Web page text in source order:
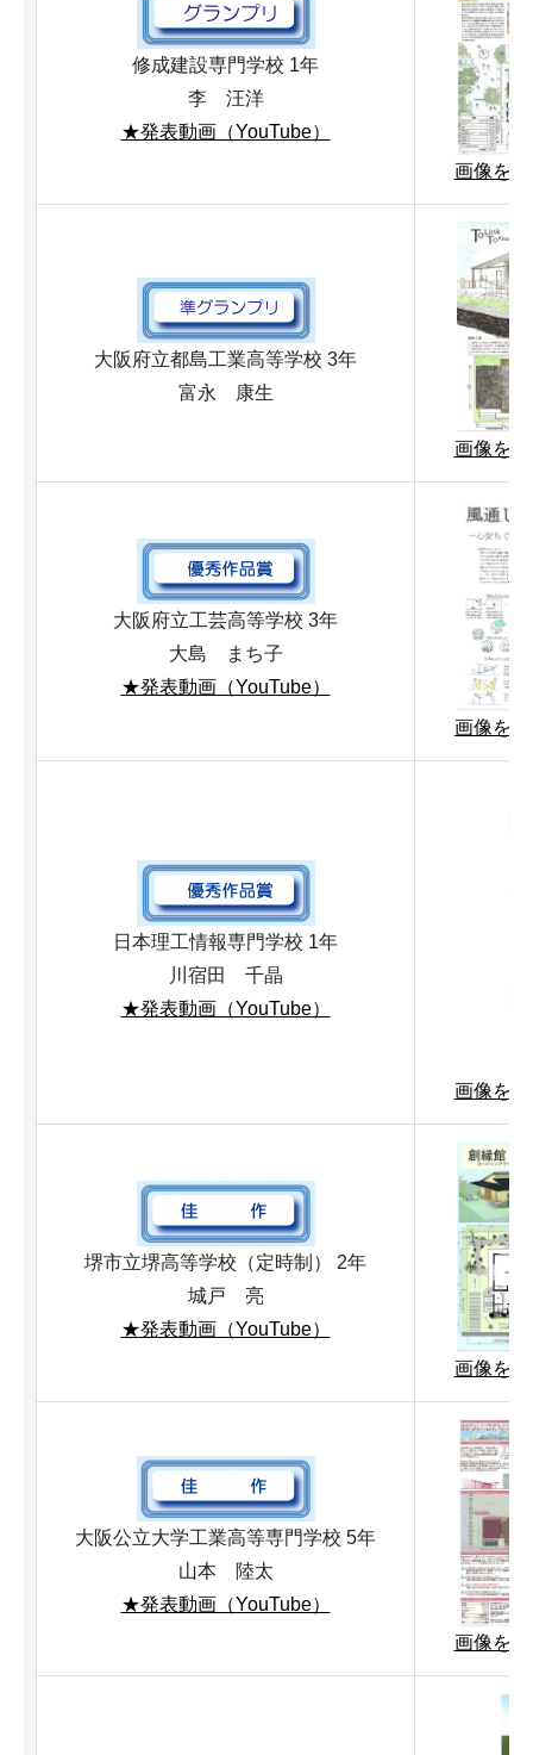
修成建設専門学校 1年
李 汪洋
★発表動画（YouTube）
画像を
大阪府立都島工業高等学校 3年
富永 康生
画像を
大阪府立工芸高等学校 3年
大島 まち子
★発表動画（YouTube）
画像を
日本理工情報専門学校 1年
川宿田 千晶
★発表動画（YouTube）
画像を
堺市立堺高等学校（定時制） 2年
城戸 亮
★発表動画（YouTube）
画像を
大阪公立大学工業高等専門学校 5年
山本 陸太
★発表動画（YouTube）
画像を